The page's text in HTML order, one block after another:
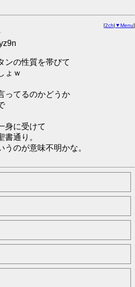
[2ch| ▼Menu]
ンの性質を帯びて
ょｗ
ってるのかどうか
身に受けて
通り。
うのが意味不明かな。